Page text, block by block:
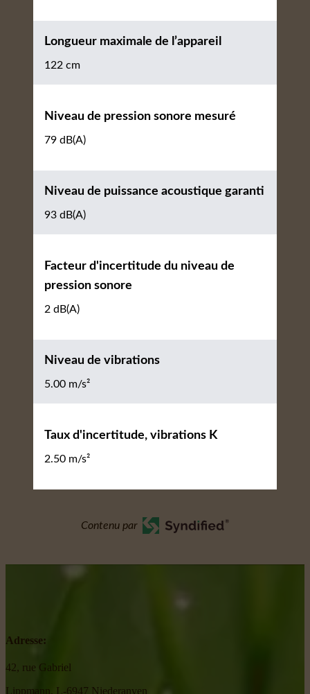
Longueur maximale de l’appareil
122 cm
Niveau de pression sonore mesuré
79 dB(A)
Niveau de puissance acoustique garanti
93 dB(A)
Facteur d'incertitude du niveau de
pression sonore
2 dB(A)
Niveau de vibrations
5.00 m/s²
Taux d'incertitude, vibrations K
2.50 m/s²
Contenu par
Adresse:
42, rue Gabriel
Lippmann, L-6947 Niederanven